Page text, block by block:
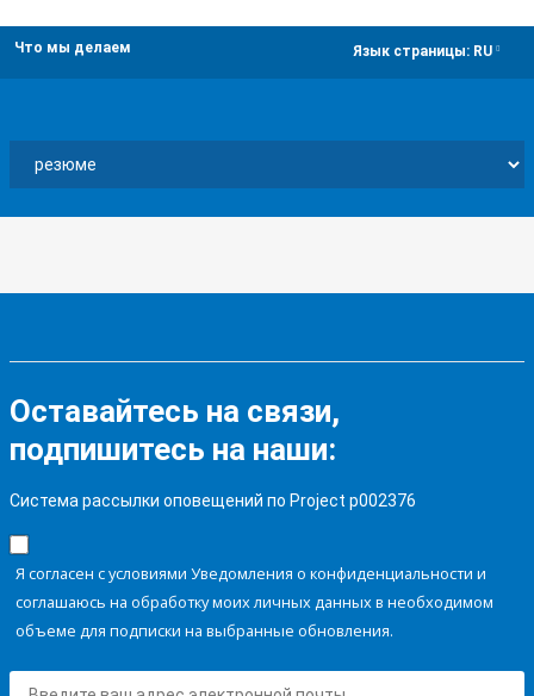
Что мы делаем Язык страницы: RU
Оставайтесь на связи,
подпишитесь на наши:
Система рассылки оповещений по Project p002376
Я согласен с условиями Уведомления о конфиденциальности и
соглашаюсь на обработку моих личных данных в необходимом
объеме для подписки на выбранные обновления.